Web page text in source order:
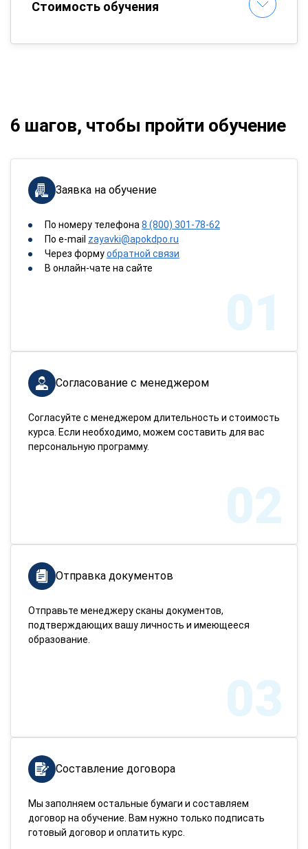
Стоимость обучения
6 шагов, чтобы пройти обучение
Заявка на обучение
По номеру телефона 8 (800) 301-78-62
По e-mail zayavki@apokdpo.ru
Через формуобратной связи
В онлайн-чате на сайте
01
Согласование с менеджером
Согласуйте с менеджером длительность и стоимость
курса. Если необходимо, можем составить для вас
персональную программу.
02
Отправка документов
Отправьте менеджеру сканы документов,
подтверждающих вашу личность и имеющееся
образование.
03
Составление договора
Мы заполняем остальные бумаги и составляем
договор на обучение. Вам нужно только подписать
готовый договор и оплатить курс.